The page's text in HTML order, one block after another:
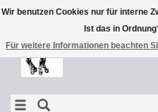
Wir benutzen Cookies nur für interne
Ist das in
Für weitere Informationen beachten